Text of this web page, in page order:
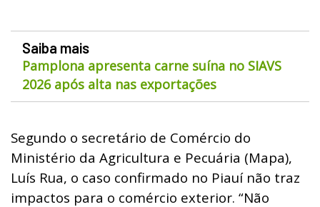
Saiba mais
Pamplona apresenta carne suína no SIAVS
2026 após alta nas exportações
Segundo o secretário de Comércio do
Ministério da Agricultura e Pecuária (Mapa),
Luís Rua, o caso confirmado no Piauí não traz
impactos para o comércio exterior. “Não